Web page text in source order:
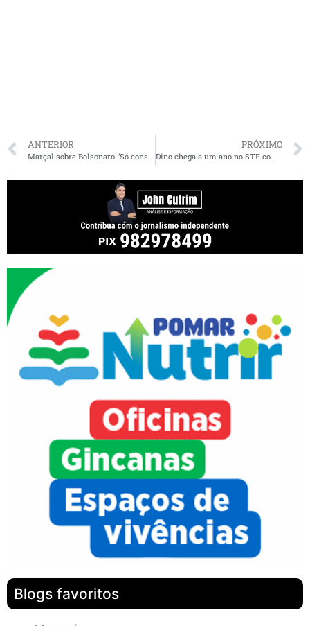
ANTERIOR PRÓXIMO
Dino chega a um ano no STF como protagonista de embate com o Congresso e dividindo holofotes com Moraes
Blogs favoritos